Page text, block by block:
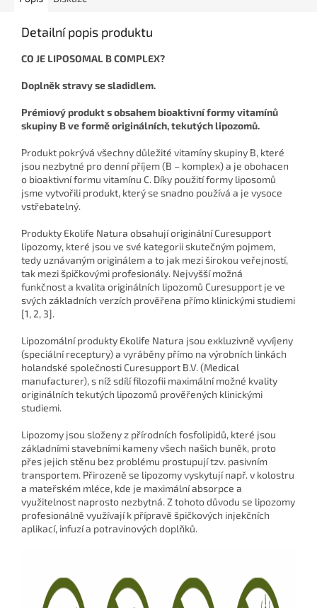
Detailní popis produktu
CO JE LIPOSOMAL B COMPLEX?
Doplněk stravy se sladidlem.
Prémiový produkt s obsahem bioaktivní formy vitamínů
skupiny B ve formě originálních, tekutých lipozomů.
Produkt pokrývá všechny důležité vitamíny skupiny B, které
jsou nezbytné pro denní příjem (B – komplex) a je obohacen
o bioaktivní formu vitamínu C. Díky použití formy liposomů
jsme vytvořili produkt, který se snadno používá a je vysoce
vstřebatelný.
Produkty Ekolife Natura obsahují originální Curesupport
lipozomy, které jsou ve své kategorii skutečným pojmem,
tedy uznávaným originálem a to jak mezi širokou veřejností,
tak mezi špičkovými profesionály. Nejvyšší možná
funkčnost a kvalita originálních lipozomů Curesupport je ve
svých základních verzích prověřena přímo klinickými studiemi
[1, 2, 3].
Lipozomální produkty Ekolife Natura jsou exkluzivně vyvíjeny
(speciální receptury) a vyráběny přímo na výrobních linkách
holandské společnosti Curesupport B.V. (Medical
manufacturer), s níž sdílí filozofii maximální možné kvality
originálních tekutých lipozomů prověřených klinickými
studiemi.
Lipozomy jsou složeny z přírodních fosfolipidů, které jsou
základními stavebními kameny všech našich buněk, proto
přes jejich stěnu bez problému prostupují tzv. pasivním
transportem. Přirozeně se lipozomy vyskytují např. v kolostru
a mateřském mléce, kde je maximální absorpce a
využitelnost naprosto nezbytná. Z tohoto důvodu se lipozomy
profesionálně využívají k přípravě špičkových injekčních
aplikací, infuzí a potravinových doplňků.